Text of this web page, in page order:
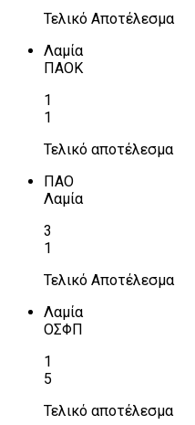
Τελικό Αποτέλεσμα
Λαμία
ΠΑΟΚ
1
1
Τελικό αποτέλεσμα
ΠΑΟ
Λαμία
3
1
Τελικό Αποτέλεσμα
Λαμία
ΟΣΦΠ
1
5
Τελικό αποτέλεσμα